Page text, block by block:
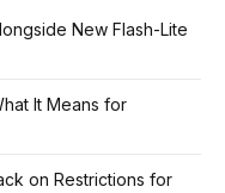
New Flash-Lite
It Means for
on Restrictions for